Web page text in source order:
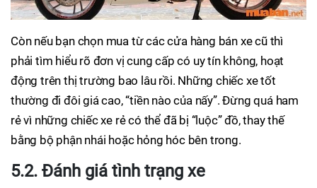
Còn nếu bạn chọn mua từ các cửa hàng bán xe cũ thì
phải tìm hiểu rõ đơn vị cung cấp có uy tín không, hoạt
động trên thị trường bao lâu rồi. Những chiếc xe tốt
thường đi đôi giá cao, “tiền nào của nấy”. Đừng quá ham
rẻ vì những chiếc xe rẻ có thể đã bị “luộc” đồ, thay thế
bằng bộ phận nhái hoặc hỏng hóc bên trong.
5.2. Đánh giá tình trạng xe